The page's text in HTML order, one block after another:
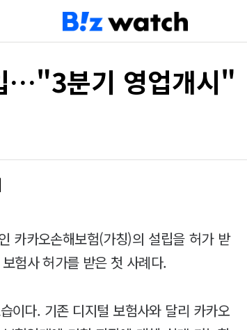
…"3분기 영업개시"
카카오손해보험(가칭)의 설립을 허가 받
험사 허가를 받은 첫 사례다.
이다. 기존 디지털 보험사와 달리 카카오